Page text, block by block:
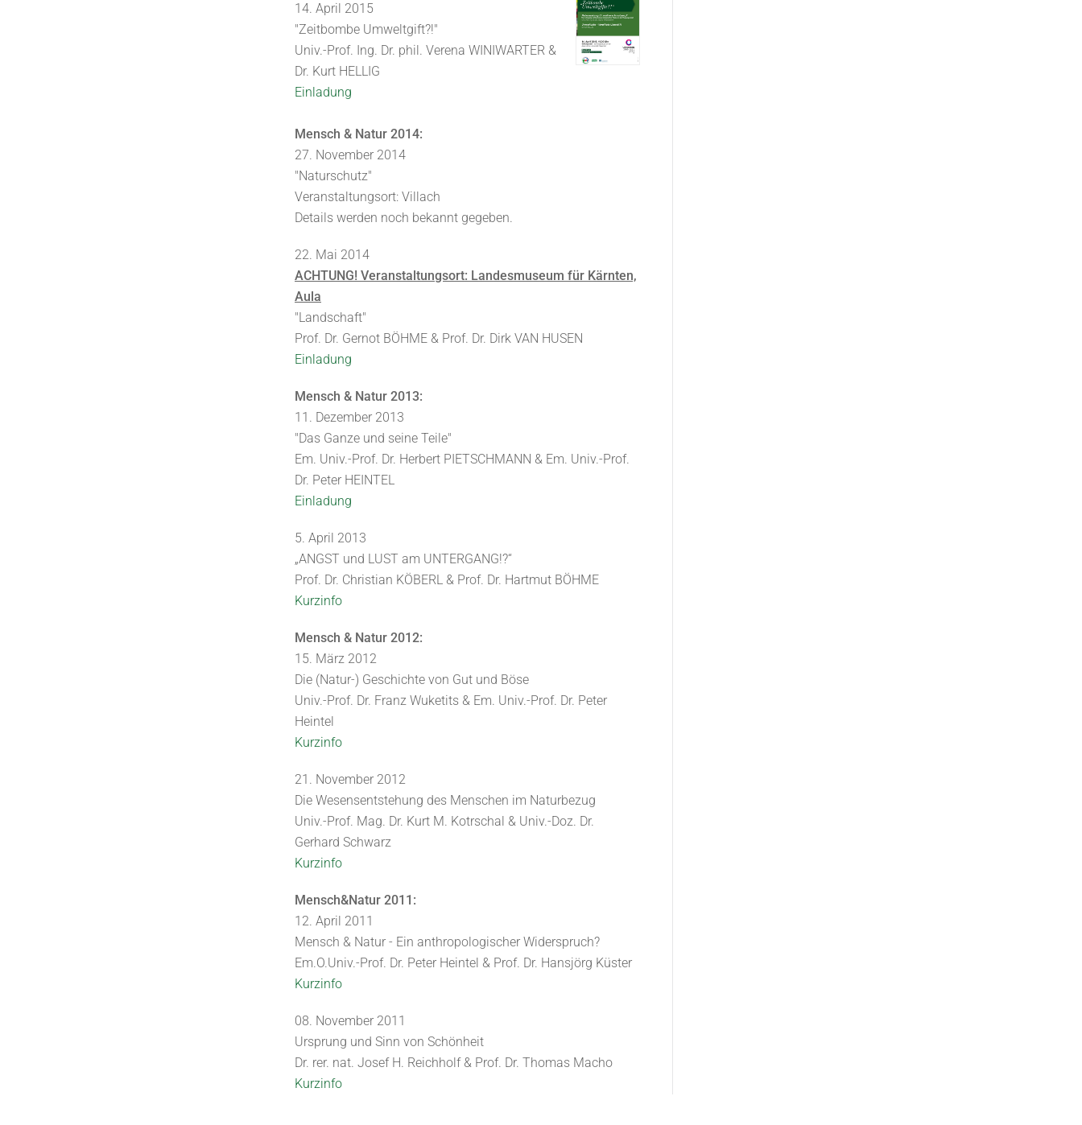
14. April 2015
"Zeitbombe Umweltgift?!"
Univ.-Prof. Ing. Dr. phil. Verena WINIWARTER &
Dr. Kurt HELLIG
Einladung
Mensch & Natur 2014:
27. November 2014
"Naturschutz"
Veranstaltungsort: Villach
Details werden noch bekannt gegeben.
22. Mai 2014
ACHTUNG! Veranstaltungsort: Landesmuseum für Kärnten,
Aula
"Landschaft"
Prof. Dr. Gernot BÖHME & Prof. Dr. Dirk VAN HUSEN
Einladung
Mensch & Natur 2013:
11. Dezember 2013
"Das Ganze und seine Teile"
Em. Univ.-Prof. Dr. Herbert PIETSCHMANN & Em. Univ.-Prof.
Dr. Peter HEINTEL
Einladung
5. April 2013
„ANGST und LUST am UNTERGANG!?“
Prof. Dr. Christian KÖBERL & Prof. Dr. Hartmut BÖHME
Kurzinfo
Mensch & Natur 2012:
15. März 2012
Die (Natur-) Geschichte von Gut und Böse
Univ.-Prof. Dr. Franz Wuketits & Em. Univ.-Prof. Dr. Peter
Heintel
Kurzinfo
21. November 2012
Die Wesensentstehung des Menschen im Naturbezug
Univ.-Prof. Mag. Dr. Kurt M. Kotrschal & Univ.-Doz. Dr.
Gerhard Schwarz
Kurzinfo
Mensch&Natur 2011:
12. April 2011
Mensch & Natur - Ein anthropologischer Widerspruch?
Em.O.Univ.-Prof. Dr. Peter Heintel & Prof. Dr. Hansjörg Küster
Kurzinfo
08. November 2011
Ursprung und Sinn von Schönheit
Dr. rer. nat. Josef H. Reichholf & Prof. Dr. Thomas Macho
Kurzinfo